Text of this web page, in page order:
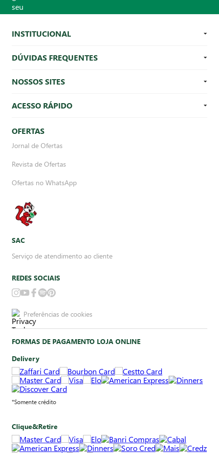
INSTITUCIONAL
DÚVIDAS FREQUENTES
NOSSOS SITES
ACESSO RÁPIDO
OFERTAS
Jornal de Ofertas
Revista de Ofertas
Ofertas no WhatsApp
SAC
Serviço de atendimento ao cliente
REDES SOCIAIS
Preferências de cookies
FORMAS DE PAGAMENTO LOJA ONLINE
Delivery
*Somente crédito
Clique&Retire